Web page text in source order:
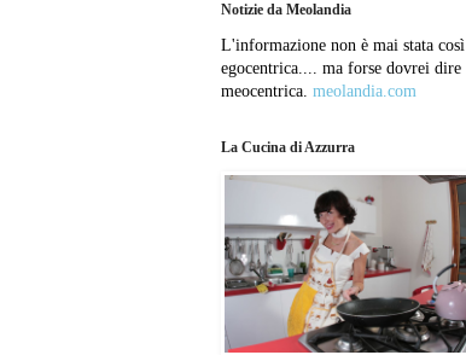
Notizie da Meolandia
L'informazione non è mai stata così
egocentrica.... ma forse dovrei dire
meocentrica. meolandia.com
La Cucina di Azzurra